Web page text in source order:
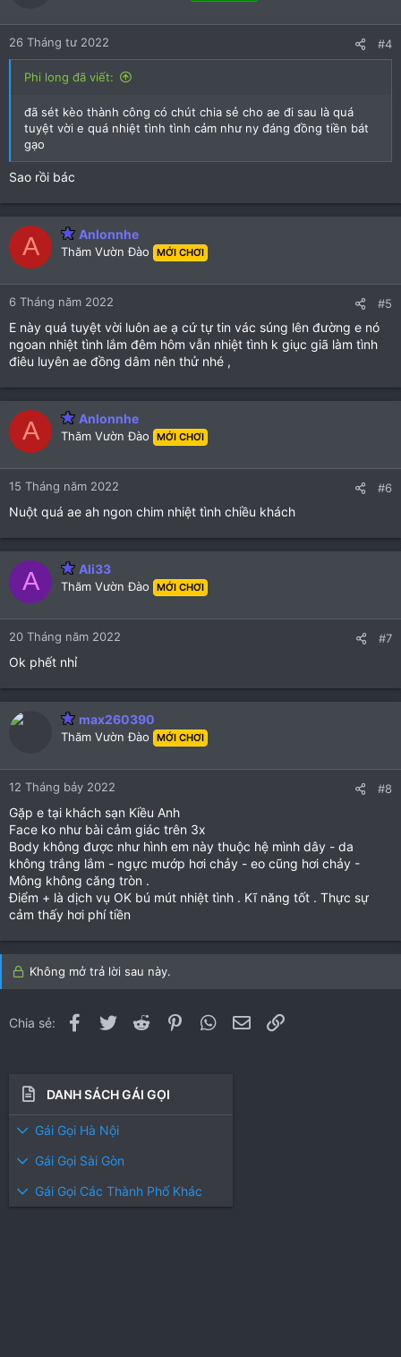
26 Tháng tư 2022 #4
Phi long đã viết:
đã sét kèo thành công có chút chia sẻ cho ae đi sau là quá
tuyệt vời e quá nhiệt tình tình cảm như ny đáng đồng tiền bát
gạo
Sao rồi bác
A Anlonnhe
Thăm Vườn Đào MỚI CHƠI
6 Tháng năm 2022 #5
E này quá tuyệt vời luôn ae ạ cứ tự tin vác súng lên đường e nó
ngoan nhiệt tình lắm đêm hôm vẫn nhiệt tình k giục giã làm tình
điêu luyên ae đồng dâm nên thử nhé ,
A Anlonnhe
Thăm Vườn Đào MỚI CHƠI
15 Tháng năm 2022 #6
Nuột quá ae ah ngon chim nhiệt tình chiều khách
A Ali33
Thăm Vườn Đào MỚI CHƠI
20 Tháng năm 2022 #7
Ok phết nhỉ
max260390
Thăm Vườn Đào MỚI CHƠI
12 Tháng bảy 2022 #8
Gặp e tại khách sạn Kiều Anh
Face ko như bài cảm giác trên 3x
Body không được như hình em này thuộc hệ mình dây - da
không trắng lắm - ngực mướp hơi chảy - eo cũng hơi chảy -
Mông không căng tròn .
Điểm + là dịch vụ OK bú mút nhiệt tình . Kĩ năng tốt . Thực sự
cảm thấy hơi phí tiền
Không mở trả lời sau này.
Chia sẻ: Facebook
Twitter Reddit PinterestWhatsApp
Email
DANH SÁCH GÁI GỌI
Gái Gọi Hà Nội
Gái Gọi Sài Gòn
Gái Gọi Các Thành Phố Khác